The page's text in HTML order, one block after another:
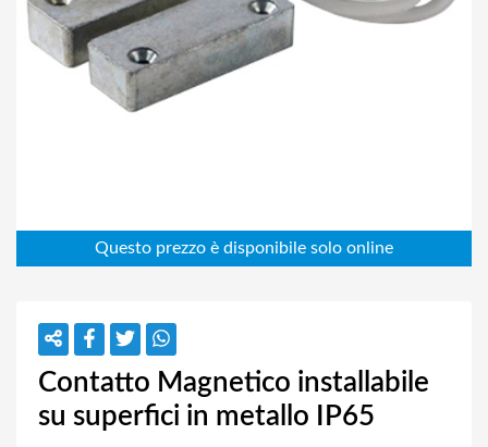
Contatto Magnetico installabile
su superfici in metallo IP65